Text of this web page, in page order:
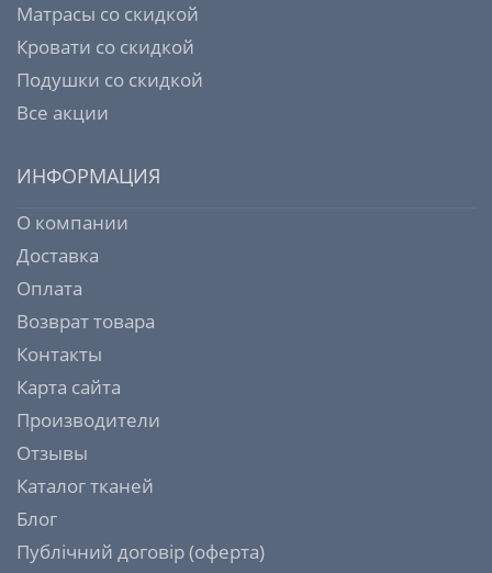
Матрасы со скидкой
Кровати со скидкой
Подушки со скидкой
Все акции
ИНФОРМАЦИЯ
О компании
Доставка
Оплата
Возврат товара
Контакты
Карта сайта
Производители
Отзывы
Каталог тканей
Блог
Публічний договір (оферта)